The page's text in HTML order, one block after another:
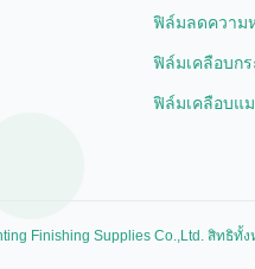
ฟิล์มลดความ
ฟิล์มเคลือบกร
ฟิล์มเคลือบแ
Finishing Supplies Co.,Ltd. สิทธิทั้ง